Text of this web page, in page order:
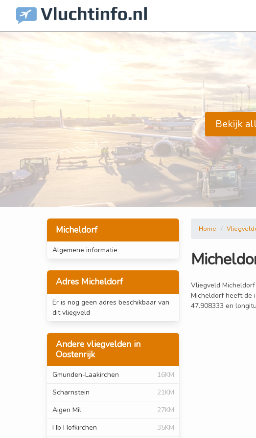
Bekijk
Micheldorf
Algemene informatie
Adres Micheldorf
Er is nog geen adres beschikbaar van
dit vliegveld
Andere vliegvelden in
Oostenrijk
Gmunden-Laakirchen
16KM
Scharnstein
21KM
Aigen Mil
27KM
Hb Hofkirchen
35KM
Home
Vliegveld
Micheldorf heeft de
47.908333 en